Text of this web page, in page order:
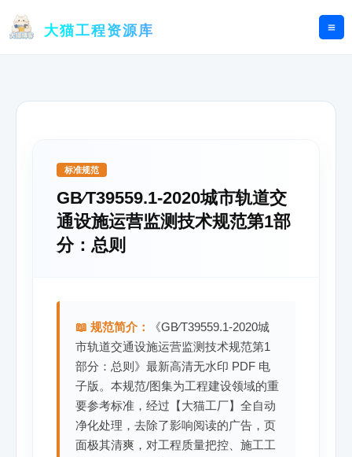
大猫工程资源库
标准规范
GB∕T39559.1-2020城市轨道交
通设施运营监测技术规范第1部
分：总则
📖 规范简介：
《GB∕T39559.1-2020城
市轨道交通设施运营监测技术规范第1
部分：总则》最新高清无水印 PDF 电
子版。本规范/图集为工程建设领域的重
要参考标准，经过【大猫工厂】全自动
净化处理，去除了影响阅读的广告，页
面极其清爽，对工程质量把控、施工工